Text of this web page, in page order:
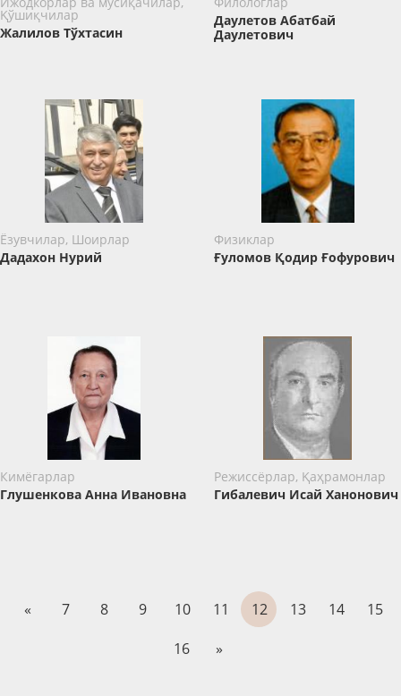
Қўшиқчилар
Жалилов Тўхтасин
Даулетов Абатбай
Даулетович
Ёзувчилар, Шоирлар
Дадахон Нурий
Физиклар
Ғуломов Қодир Ғофурович
Кимёгарлар
Глушенкова Анна Ивановна
Режиссёрлар, Қаҳрамонлар
Гибалевич Исай Ханонович
« 7 8 9 10 11 12 13 14
15
16
»